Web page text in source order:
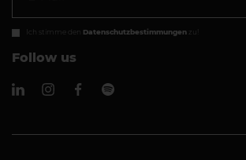
Ich stimme den Datenschutzbestimmungen zu!
Follow us